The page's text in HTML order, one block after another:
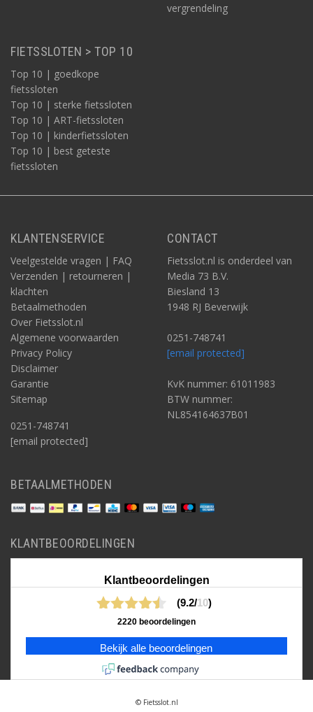
vergrendeling
FIETSSLOTEN > TOP 10
Top 10 | goedkope
fietssloten
Top 10 | sterke fietssloten
Top 10 | ART-fietssloten
Top 10 | kinderfietssloten
Top 10 | best geteste
fietssloten
KLANTENSERVICE
Veelgestelde vragen | FAQ
Verzenden | retourneren |
klachten
Betaalmethoden
Over Fietsslot.nl
Algemene voorwaarden
Privacy Policy
Disclaimer
Garantie
Sitemap
0251-748741
[email protected]
CONTACT
Fietsslot.nl is onderdeel van
Media 73 B.V.
Biesland 13
1948 RJ Beverwijk
0251-748741
[email protected]
KvK nummer: 61011983
BTW nummer:
NL854164637B01
BETAALMETHODEN
KLANTBEOORDELINGEN
Klantbeoordelingen
(9.2/10)
2220 beoordelingen
Bekijk alle beoordelingen
© Fietsslot.nl